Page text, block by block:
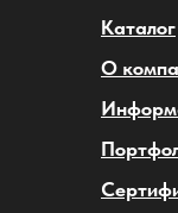
Каталог
О